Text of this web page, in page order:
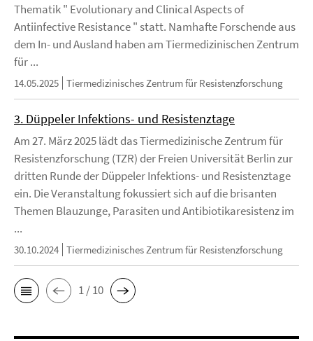
Thematik " Evolutionary and Clinical Aspects of
Antiinfective Resistance " statt. Namhafte Forschende aus
dem In- und Ausland haben am Tiermedizinischen Zentrum
für ...
14.05.2025 Tiermedizinisches Zentrum für Resistenzforschung
3. Düppeler Infektions- und Resistenztage
Am 27. März 2025 lädt das Tiermedizinische Zentrum für
Resistenzforschung (TZR) der Freien Universität Berlin zur
dritten Runde der Düppeler Infektions- und Resistenztage
ein. Die Veranstaltung fokussiert sich auf die brisanten
Themen Blauzunge, Parasiten und Antibiotikaresistenz im
...
30.10.2024 Tiermedizinisches Zentrum für Resistenzforschung
1 / 10